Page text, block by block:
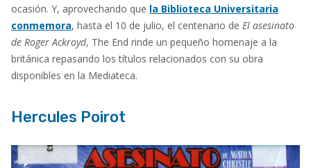
ocasión. Y, aprovechando que la Biblioteca Universitaria
conmemora, hasta el 10 de julio, el centenario de El asesinato
de Roger Ackroyd, The End rinde un pequeño homenaje a la
británica repasando los títulos relacionados con su obra
disponibles en la Mediateca.
Hercules Poirot